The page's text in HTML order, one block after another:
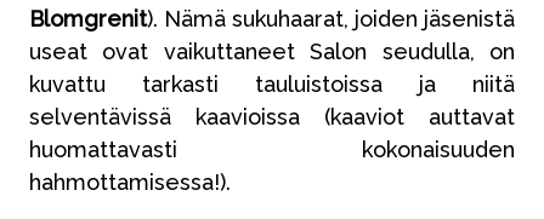
Blomgrenit). Nämä sukuhaarat, joiden jäsenistä
useat ovat vaikuttaneet Salon seudulla, on
kuvattu tarkasti tauluistoissa ja niitä
selventävissä kaavioissa (kaaviot auttavat
huomattavasti kokonaisuuden
hahmottamisessa!).